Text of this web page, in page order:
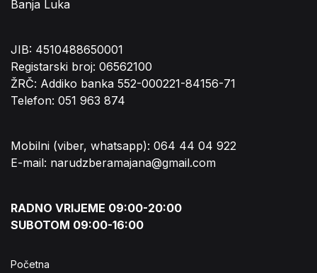
Banja Luka
JIB: 4510488650001
Registarski broj: 06562100
ŽRČ: Addiko banka 552-000221-84156-71
Telefon: 051 963 874
Mobilni (viber, whatsapp): 064 44 04 922
E-mail: narudzberamajana@gmail.com
RADNO VRIJEME 09:00-20:00
SUBOTOM 09:00-16:00
Početna